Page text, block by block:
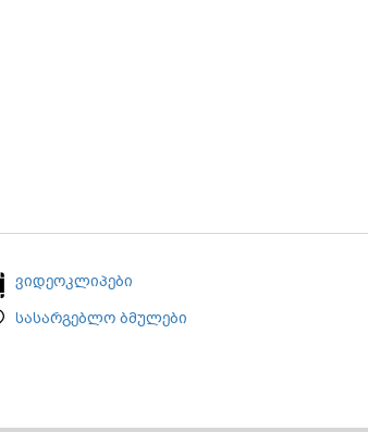
ვიდეოკლიპები
სასარგებლო ბმულები